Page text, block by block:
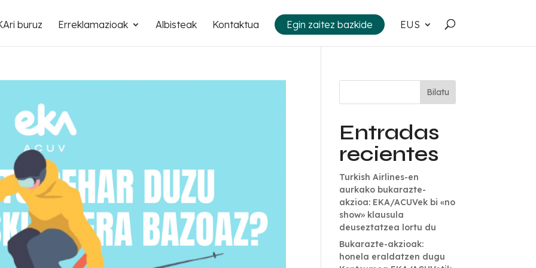
buruz Erreklamazioak Albisteak Kontaktua Egin zaitez bazkide EUS
Bilatu
Entradas
recientes
Turkish Airlines-en
aurkako bukarazte-
akzioa: EKA/ACUVek bi «no
show» klausula
deuseztatzea lortu du
Bukarazte-akzioak:
honela eraldatzen dugu